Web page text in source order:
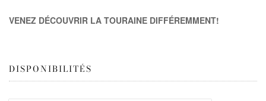
VENEZ DÉCOUVRIR LA TOURAINE DIFFÉREMMENT!
DISPONIBILITÉS